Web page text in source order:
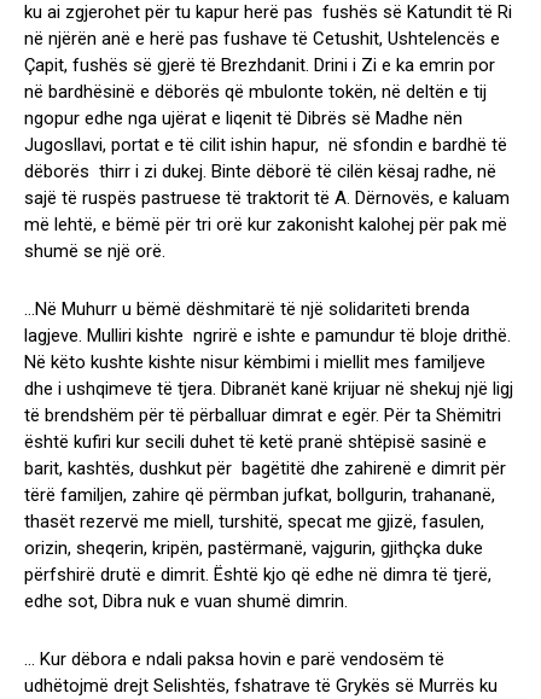
ku ai zgjerohet për tu kapur herë pas fushës së Katundit të Ri
në njërën anë e herë pas fushave të Cetushit, Ushtelencës e
Çapit, fushës së gjerë të Brezhdanit. Drini i Zi e ka emrin por
në bardhësinë e dëborës që mbulonte tokën, në deltën e tij
ngopur edhe nga ujërat e liqenit të Dibrës së Madhe nën
Jugosllavi, portat e të cilit ishin hapur, në sfondin e bardhë të
dëborës thirr i zi dukej. Binte dëborë të cilën kësaj radhe, në
sajë të ruspës pastruese të traktorit të A. Dërnovës, e kaluam
më lehtë, e bëmë për tri orë kur zakonisht kalohej për pak më
shumë se një orë.
…Në Muhurr u bëmë dëshmitarë të një solidariteti brenda
lagjeve. Mulliri kishte ngrirë e ishte e pamundur të bloje drithë.
Në këto kushte kishte nisur këmbimi i miellit mes familjeve
dhe i ushqimeve të tjera. Dibranët kanë krijuar në shekuj një ligj
të brendshëm për të përballuar dimrat e egër. Për ta Shëmitri
është kufiri kur secili duhet të ketë pranë shtëpisë sasinë e
barit, kashtës, dushkut për bagëtitë dhe zahirenë e dimrit për
tërë familjen, zahire që përmban jufkat, bollgurin, trahananë,
thasët rezervë me miell, turshitë, specat me gjizë, fasulen,
orizin, sheqerin, kripën, pastërmanë, vajgurin, gjithçka duke
përfshirë drutë e dimrit. Është kjo që edhe në dimra të tjerë,
edhe sot, Dibra nuk e vuan shumë dimrin.
… Kur dëbora e ndali paksa hovin e parë vendosëm të
udhëtojmë drejt Selishtës, fshatrave të Grykës së Murrës ku